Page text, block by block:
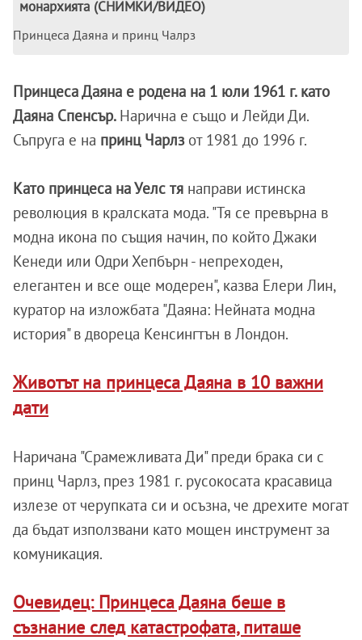
монархията (СНИМКИ/ВИДЕО)
Принцеса Даяна и принц Чалрз
Принцеса Даяна е родена на 1 юли 1961 г. като
Даяна Спенсър. Нарична е също и Лейди Ди.
Съпруга е на принц Чарлзот 1981 до 1996 г.
Като принцеса на Уелс тя направи истинска
революция в кралската мода. "Тя се превърна в
модна икона по същия начин, по който Джаки
Кенеди или Одри Хепбърн - непреходен,
елегантен и все още модерен", казва Елери Лин,
куратор на изложбата "Даяна: Нейната модна
история" в двореца Кенсингтън в Лондон.
Животът на принцеса Даяна в 10 важни
дати
Наричана "Срамежливата Ди" преди брака си с
принц Чарлз, през 1981 г. русокосата красавица
излезе от черупката си и осъзна, че дрехите могат
да бъдат използвани като мощен инструмент за
комуникация.
Очевидец: Принцеса Даяна беше в
съзнание след катастрофата, питаше